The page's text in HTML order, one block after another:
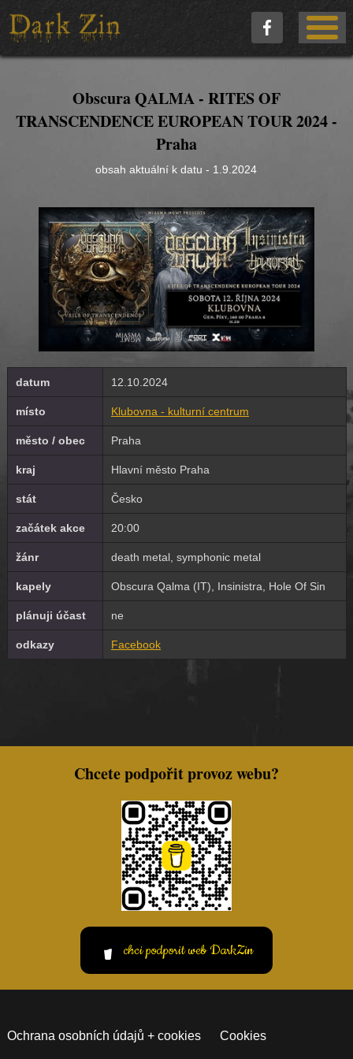
Obscura QALMA - RITES OF
TRANSCENDENCE EUROPEAN TOUR 2024 -
Praha
obsah aktuální k datu - 1.9.2024
datum 12.10.2024
místo Klubovna - kulturní centrum
město / obec Praha
kraj Hlavní město Praha
stát Česko
začátek akce 20:00
žánr death metal, symphonic metal
kapely Obscura Qalma (IT), Insinistra, Hole Of Sin
plánuji účast ne
odkazy Facebook
Chcete podpořit provoz webu?
chci podporit web DarkZin
Ochrana osobních údajů + cookies Cookies